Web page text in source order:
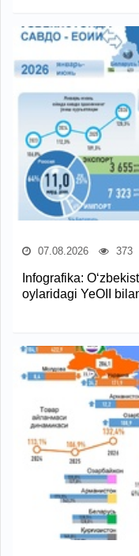
07.08.2026 373
Infografika:
oylaridagi YeOII